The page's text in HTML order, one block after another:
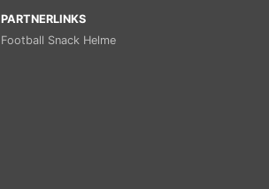
PARTNERLINKS
Football Snack Helme